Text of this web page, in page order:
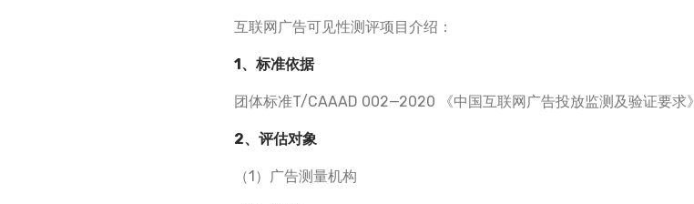
互联网广告可见性测评项目介绍：
1、标准依据
团体标准T/CAAAD 002—2020 《中国互联网广告投放监测及验证要求》
2、评估对象
（1）广告测量机构